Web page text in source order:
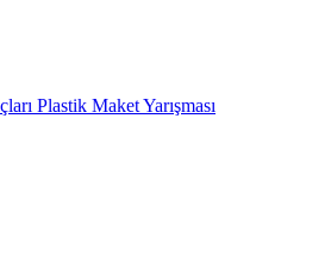
Plastik Maket Yarışması